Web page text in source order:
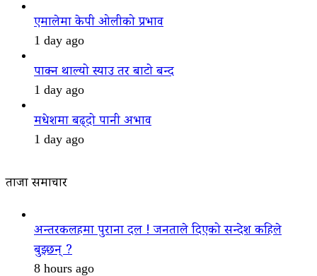
एमालेमा केपी ओलीको प्रभाव
1 day ago
पाक्न थाल्यो स्याउ तर बाटो बन्द
1 day ago
मधेशमा बढ्दो पानी अभाव
1 day ago
ताजा समाचार
अन्तरकलहमा पुराना दल ! जनताले दिएको सन्देश कहिले
बुझ्छन् ?
8 hours ago